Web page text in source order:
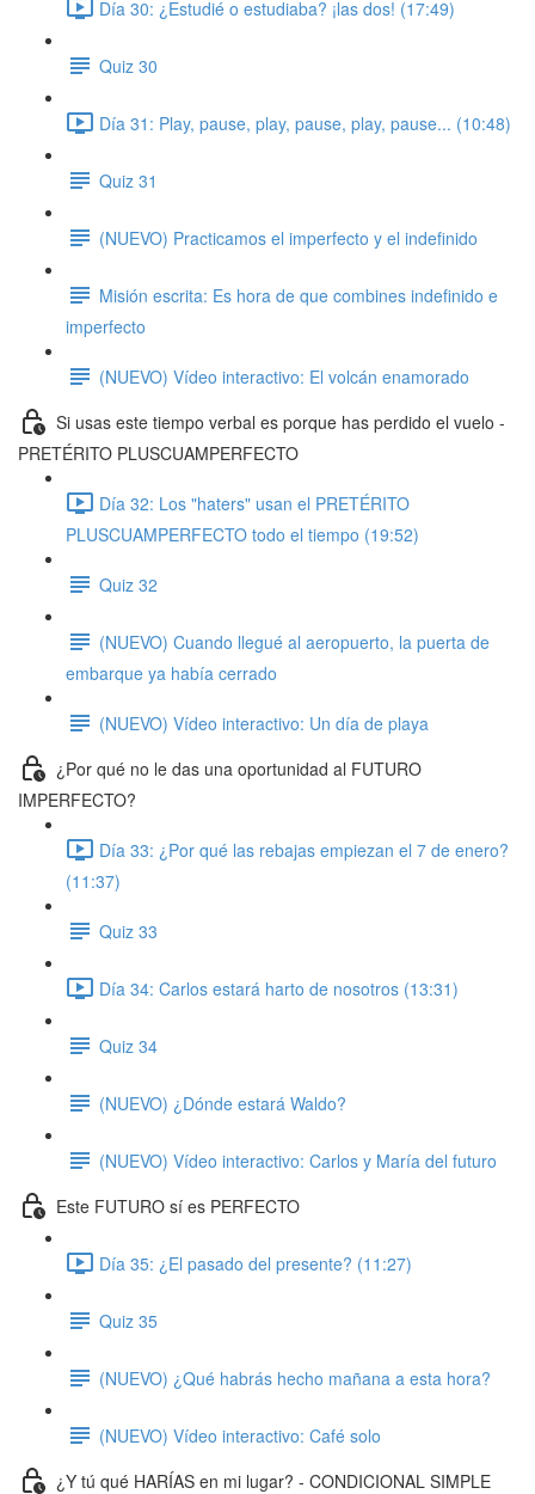
Día 30: ¿Estudié o estudiaba? ¡las dos! (17:49)
Quiz 30
Día 31: Play, pause, play, pause, play, pause... (10:48)
Quiz 31
(NUEVO) Practicamos el imperfecto y el indefinido
Misión escrita: Es hora de que combines indefinido e
imperfecto
(NUEVO) Vídeo interactivo: El volcán enamorado
Si usas este tiempo verbal es porque has perdido el vuelo -
PRETÉRITO PLUSCUAMPERFECTO
Día 32: Los "haters" usan el PRETÉRITO
PLUSCUAMPERFECTO todo el tiempo (19:52)
Quiz 32
(NUEVO) Cuando llegué al aeropuerto, la puerta de
embarque ya había cerrado
(NUEVO) Vídeo interactivo: Un día de playa
¿Por qué no le das una oportunidad al FUTURO
IMPERFECTO?
Día 33: ¿Por qué las rebajas empiezan el 7 de enero?
(11:37)
Quiz 33
Día 34: Carlos estará harto de nosotros (13:31)
Quiz 34
(NUEVO) ¿Dónde estará Waldo?
(NUEVO) Vídeo interactivo: Carlos y María del futuro
Este FUTURO sí es PERFECTO
Día 35: ¿El pasado del presente? (11:27)
Quiz 35
(NUEVO) ¿Qué habrás hecho mañana a esta hora?
(NUEVO) Vídeo interactivo: Café solo
¿Y tú qué HARÍAS en mi lugar? - CONDICIONAL SIMPLE